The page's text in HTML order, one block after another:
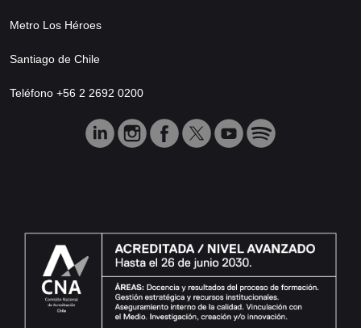
Metro Los Héroes
Santiago de Chile
Teléfono +56 2 2692 0200